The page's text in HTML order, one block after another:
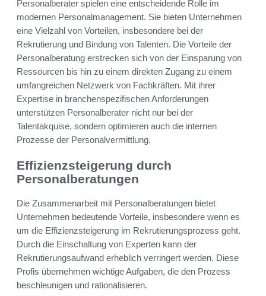
Personalberater spielen eine entscheidende Rolle im
modernen Personalmanagement. Sie bieten Unternehmen
eine Vielzahl von Vorteilen, insbesondere bei der
Rekrutierung und Bindung von Talenten. Die Vorteile der
Personalberatung erstrecken sich von der Einsparung von
Ressourcen bis hin zu einem direkten Zugang zu einem
umfangreichen Netzwerk von Fachkräften. Mit ihrer
Expertise in branchenspezifischen Anforderungen
unterstützen Personalberater nicht nur bei der
Talentakquise, sondern optimieren auch die internen
Prozesse der Personalvermittlung.
Effizienzsteigerung durch
Personalberatungen
Die Zusammenarbeit mit Personalberatungen bietet
Unternehmen bedeutende Vorteile, insbesondere wenn es
um die Effizienzsteigerung im Rekrutierungsprozess geht.
Durch die Einschaltung von Experten kann der
Rekrutierungsaufwand erheblich verringert werden. Diese
Profis übernehmen wichtige Aufgaben, die den Prozess
beschleunigen und rationalisieren.